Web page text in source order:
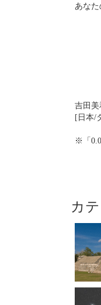
あなた
吉田美
[日本/
※「
カ